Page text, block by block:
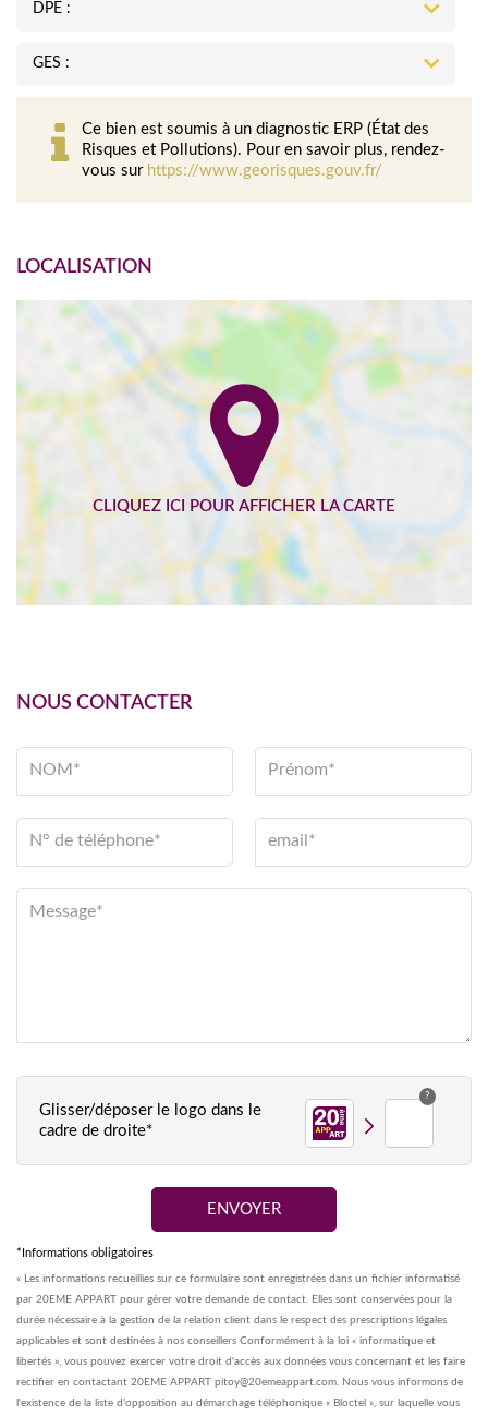
DPE :
GES :
Ce bien est soumis à un diagnostic ERP (État des
Risques et Pollutions). Pour en savoir plus, rendez-
vous sur https://www.georisques.gouv.fr/
LOCALISATION
NOUS CONTACTER
NOM* Prénom*
N° de téléphone* email*
Message*
Glisser/déposer le logo dans le
cadre de droite*
?
*Informations obligatoires
« Les informations recueillies sur ce formulaire sont enregistrées dans un fichier informatisé
par 20EME APPART pour gérer votre demande de contact. Elles sont conservées pour la
durée nécessaire à la gestion de la relation client dans le respect des prescriptions légales
applicables et sont destinées à nos conseillers Conformément à la loi « informatique et
libertés », vous pouvez exercer votre droit d'accès aux données vous concernant et les faire
rectifier en contactant 20EME APPART pitoy@20emeappart.com. Nous vous informons de
l'existence de la liste d'opposition au démarchage téléphonique « Bloctel », sur laquelle vous